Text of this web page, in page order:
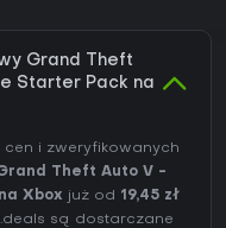
Grand Theft
Starter Pack na
i zweryfikowanych
Theft Auto V -
Xbox już od 19,45 zł
są dostarczane